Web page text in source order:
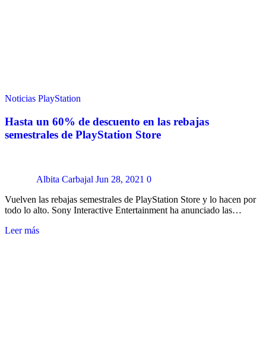
Noticias PlayStation
Hasta un 60% de descuento en las rebajas
semestrales de PlayStation Store
Albita Carbajal Jun 28, 2021 0
Vuelven las rebajas semestrales de PlayStation Store y lo hacen por
todo lo alto. Sony Interactive Entertainment ha anunciado las…
Leer más